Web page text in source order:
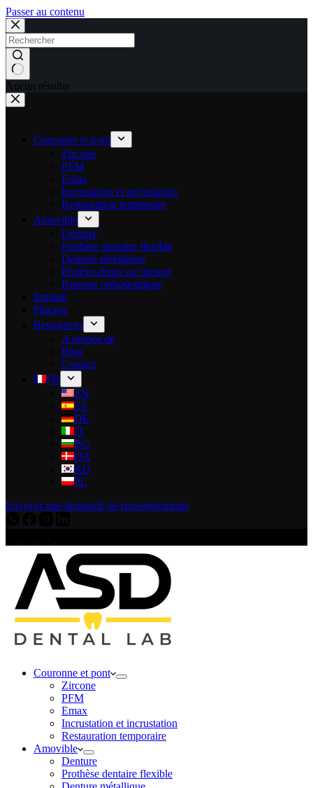
Passer au contenu
Aucun résultat
Couronne et pont
Zircone
PFM
Emax
Incrustation et incrustation
Restauration temporaire
Amovible
Denture
Prothèse dentaire flexible
Denture métallique
Protège-dents sur mesure
Retenue orthodontique
Implant
Placage
Ressources
A propos de
Blog
Contact
FR
EN
ES
DE
IT
BG
DA
KO
PL
Envoyer une demande de renseignements
Couronne et pont
Zircone
PFM
Emax
Incrustation et incrustation
Restauration temporaire
Amovible
Denture
Prothèse dentaire flexible